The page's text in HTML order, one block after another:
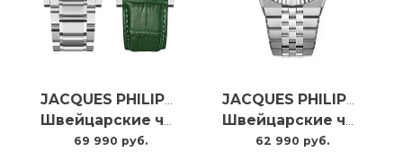
69 990 руб.
JACQUES PHILIPPE
62 990 руб.